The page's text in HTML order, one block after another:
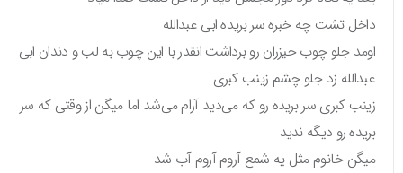
داخل تشت چه خبره سر بریده ابی عبدالله
اومد جلو چوب خیزران رو برداشت انقدر با این چوب به لب و دندان ابی
عبدالله زد جلو چشم زینب کبری
زینب کبری سر بریده رو که می‌دید آرام می‌شد اما میگن از وقتی که سر
بریده رو دیگه ندید
میگن خانوم مثل یه شمع آروم آروم آب شد